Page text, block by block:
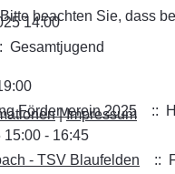
14:00
Gesamtjugend
Förderverein 2025
::
15:00 - 16:45
- TSV Blaufelden
::
beachten Sie, dass
|Impressum